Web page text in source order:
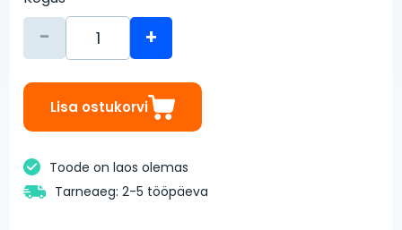
- +
Lisa ostukorvi
Toode on laos olemas
Tarneaeg: 2-5 tööpäeva